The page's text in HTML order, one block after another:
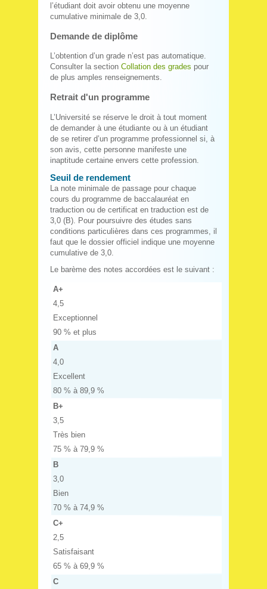
l’étudiant doit avoir obtenu une moyenne
cumulative minimale de 3,0.
Demande de diplôme
L’obtention d’un grade n’est pas automatique.
Consulter la section Collation des grades pour
de plus amples renseignements.
Retrait d'un programme
L’Université se réserve le droit à tout moment
de demander à une étudiante ou à un étudiant
de se retirer d’un programme professionnel si, à
son avis, cette personne manifeste une
inaptitude certaine envers cette profession.
Seuil de rendement
La note minimale de passage pour chaque
cours du programme de baccalauréat en
traduction ou de certificat en traduction est de
3,0 (B). Pour poursuivre des études sans
conditions particulières dans ces programmes, il
faut que le dossier officiel indique une moyenne
cumulative de 3,0.
Le barème des notes accordées est le suivant :
A+
4,5
Exceptionnel
90 % et plus
A
4,0
Excellent
80 % à 89,9 %
B+
3,5
Très bien
75 % à 79,9 %
B
3,0
Bien
70 % à 74,9 %
C+
2,5
Satisfaisant
65 % à 69,9 %
C